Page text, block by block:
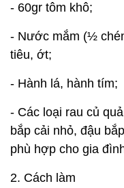
- 60gr tôm khô;
- Nước mắm (½
tiêu, ớt;
- Hành lá, hành tím;
- Các loại rau củ
bắp cải nhỏ, đậu
phù hợp cho gia
2. Cách làm